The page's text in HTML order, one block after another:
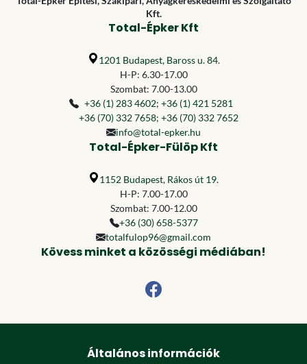
Kft.
Total-Épker Kft
1201 Budapest, Baross u. 84.
H-P: 6.30-17.00
Szombat: 7.00-13.00
+36 (1) 283 4602; +36 (1) 421 5281
+36 (70) 332 7658; +36 (70) 332 7652
info@total-epker.hu
Total-Épker-Fülöp Kft
1152 Budapest, Rákos út 19.
H-P: 7.00-17.00
Szombat: 7.00-12.00
+36 (30) 658-5377
totalfulop96@gmail.com
Kövess minket a közösségi médiában!
Általános információk